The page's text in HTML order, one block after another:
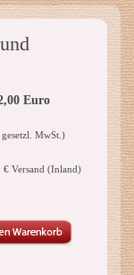
Euro
MwSt.)
€ Versand (Inland)